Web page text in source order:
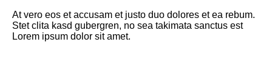
At vero eos et accusam et justo duo dolores et ea rebum.
Stet clita kasd gubergren, no sea takimata sanctus est
Lorem ipsum dolor sit amet.